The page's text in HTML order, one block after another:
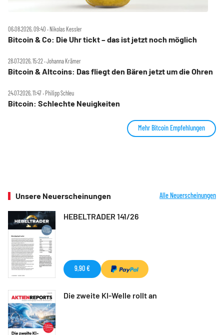
06.08.2026, 09:40 ‧ Nikolas Kessler
Bitcoin & Co: Die Uhr tickt – das ist jetzt noch möglich
28.07.2026, 15:22 ‧ Johanna Krämer
Bitcoin & Altcoins: Das fliegt den Bären jetzt um die Ohren
24.07.2026, 11:47 ‧ Philipp Schleu
Bitcoin: Schlechte Neuigkeiten
Mehr Bitcoin Empfehlungen
Unsere Neuerscheinungen Alle Neuerscheinungen
HEBELTRADER 141/26
9,90 €
Die zweite KI-Welle rollt an